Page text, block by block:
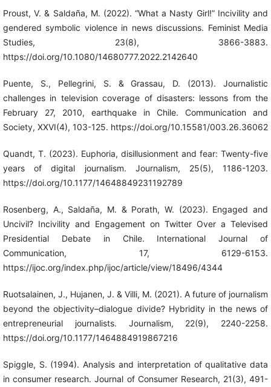
Proust, V. & Saldaña, M. (2022). “What a Nasty Girl!” Incivility and
gendered symbolic violence in news discussions. Feminist Media
Studies, 23(8), 3866-3883.
https://doi.org/10.1080/14680777.2022.2142640
Puente, S., Pellegrini, S. & Grassau, D. (2013). Journalistic
challenges in television coverage of disasters: lessons from the
February 27, 2010, earthquake in Chile. Communication and
Society, XXVI(4), 103-125. https://doi.org/10.15581/003.26.36062
Quandt, T. (2023). Euphoria, disillusionment and fear: Twenty-five
years of digital journalism. Journalism, 25(5), 1186-1203.
https://doi.org/10.1177/14648849231192789
Rosenberg, A., Saldaña, M. & Porath, W. (2023). Engaged and
Uncivil? Incivility and Engagement on Twitter Over a Televised
Presidential Debate in Chile. International Journal of
Communication, 17, 6129-6153.
https://ijoc.org/index.php/ijoc/article/view/18496/4344
Ruotsalainen, J., Hujanen, J. & Villi, M. (2021). A future of journalism
beyond the objectivity–dialogue divide? Hybridity in the news of
entrepreneurial journalists. Journalism, 22(9), 2240-2258.
https://doi.org/10.1177/1464884919867216
Spiggle, S. (1994). Analysis and interpretation of qualitative data
in consumer research. Journal of Consumer Research, 21(3), 491-